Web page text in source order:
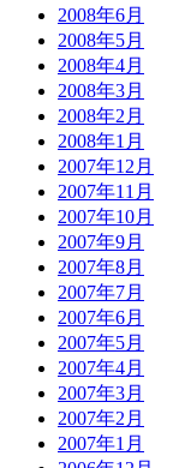
2008年6月
2008年5月
2008年4月
2008年3月
2008年2月
2008年1月
2007年12月
2007年11月
2007年10月
2007年9月
2007年8月
2007年7月
2007年6月
2007年5月
2007年4月
2007年3月
2007年2月
2007年1月